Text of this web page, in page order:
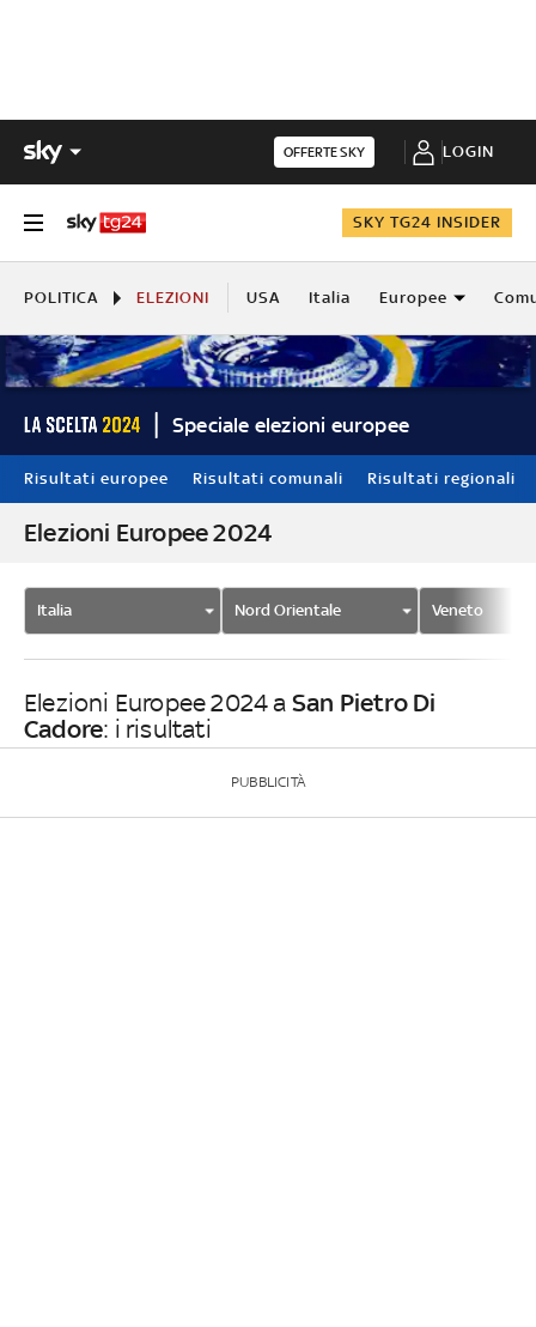
OFFERTE SKY LOGIN
SKY TG24 INSIDER
POLITICA ELEZIONI USA Italia Europee
Speciale elezioni europee
Risultati europee Risultati comunali Risultati regionali
Elezioni Europee 2024
Italia Nord Orientale Veneto
Elezioni Europee 2024 a San Pietro Di
Cadore: i risultati
PUBBLICITÀ